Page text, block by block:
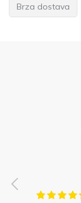
Brza dostava